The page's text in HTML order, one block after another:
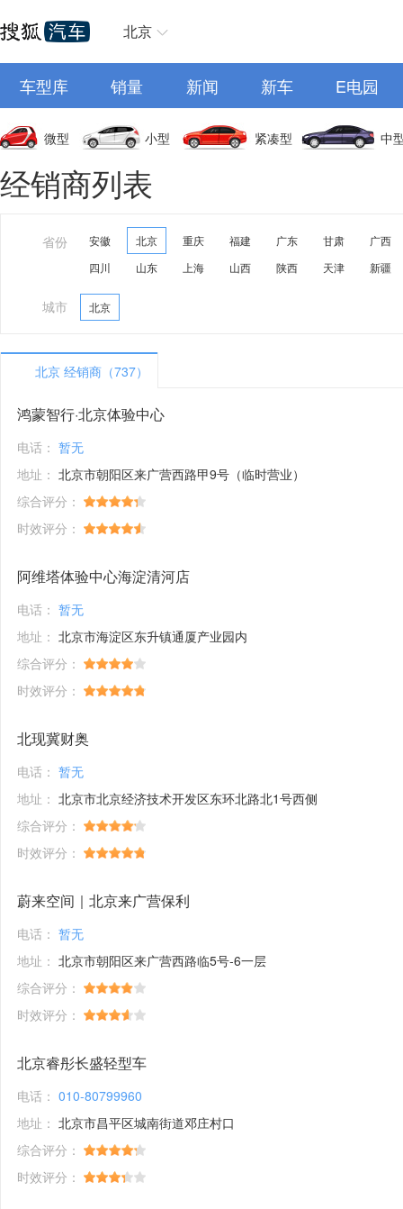
北京
车型库 销量 新闻 新车 E电园
微型 小型 紧凑型 中
经销商列表
省份 安徽 北京 重庆 福建 广东 甘肃
广西
四川
山东 上海 山西 陕西 天津 新疆
城市 北京
北京 经销商（737）
鸿蒙智行·北京体验中心
电话： 暂无
地址： 北京市朝阳区来广营西路甲9号（临时营业）
综合评分：
时效评分：
阿维塔体验中心海淀清河店
电话： 暂无
地址： 北京市海淀区东升镇通厦产业园内
综合评分：
时效评分：
北现冀财奥
电话： 暂无
地址： 北京市北京经济技术开发区东环北路北1号西侧
综合评分：
时效评分：
蔚来空间｜北京来广营保利
电话： 暂无
地址： 北京市朝阳区来广营西路临5号-6一层
综合评分：
时效评分：
北京睿彤长盛轻型车
电话： 010-80799960
地址： 北京市昌平区城南街道邓庄村口
综合评分：
时效评分：